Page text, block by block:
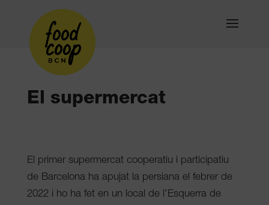
El supermercat
El primer supermercat cooperatiu i participatiu
de Barcelona ha apujat la persiana el febrer de
2022 i ho ha fet en un local de l’Esquerra de